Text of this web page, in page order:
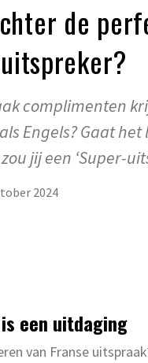
de
complimenten
Engels? Gaat
jij een ‘Super-
2024
een uitdaging
van Franse